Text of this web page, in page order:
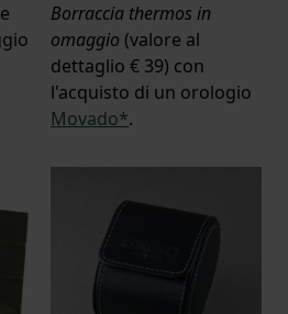
Borraccia thermos in
omaggio (valore al
dettaglio € 39) con
l'acquisto di un orologio
Movado*.